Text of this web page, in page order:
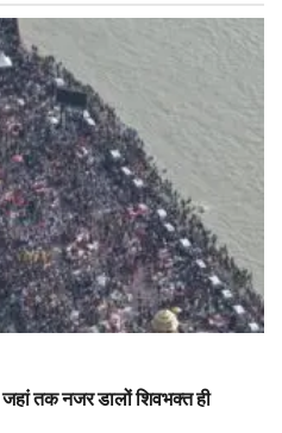
जहां तक नजर डालों शिवभक्त ही